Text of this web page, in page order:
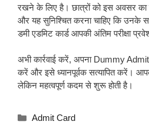
रखने के लिए है। छात्रों को इस अवसर का
और यह सुनिश्चित करना चाहिए कि उनके
डमी एडमिट कार्ड आपकी अंतिम परीक्षा
अभी कार्रवाई करें, अपना Dummy
करें और इसे ध्यानपूर्वक सत्यापित करें।
लेकिन महत्वपूर्ण कदम से शुरू होती है।
Categories
Admit Card